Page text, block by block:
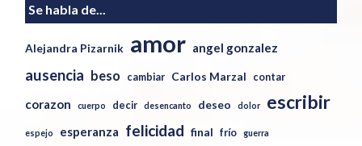
Se habla de...
Alejandra Pizarnik amor angel gonzalez
ausencia beso cambiar Carlos Marzal contar
corazon cuerpo decir desencanto deseo dolor escribir
espejo esperanza felicidad final frío guerra